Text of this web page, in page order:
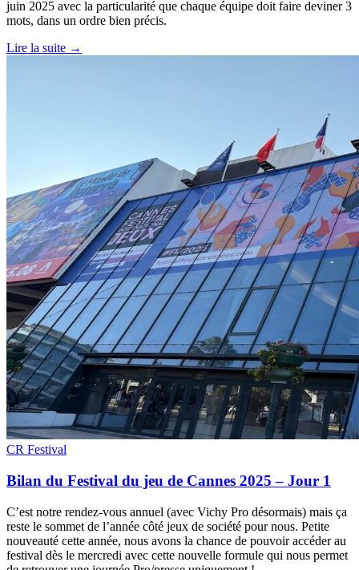
juin 2025 avec la particularité que chaque équipe doit faire deviner 3
mots, dans un ordre bien précis.
Lire la suite →
CR Festival
Bilan du Festival du jeu de Cannes 2025 – Jour 1
C’est notre rendez-vous annuel (avec Vichy Pro désormais) mais ça
reste le sommet de l’année côté jeux de société pour nous. Petite
nouveauté cette année, nous avons la chance de pouvoir accéder au
festival dès le mercredi avec cette nouvelle formule qui nous permet